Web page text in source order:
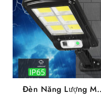
Đèn Năng Lượng